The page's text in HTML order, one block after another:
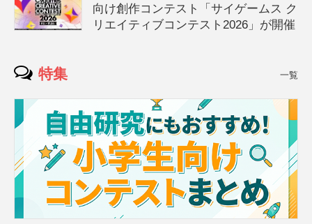
向け創作コンテスト「サイゲームス ク
リエイティブコンテスト2026」が開催
特集 一覧